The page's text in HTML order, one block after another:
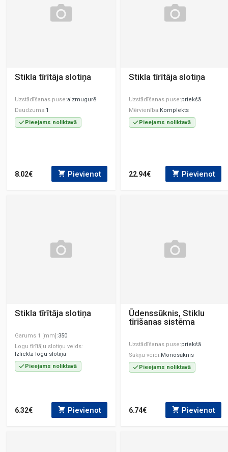
Stikla tīrītāja slotiņa
Uzstādīšanas puse aizmugurē
Daudzums 1
Pieejams noliktavā
8.02€ Pievienot
Stikla tīrītāja slotiņa
Uzstādīšanas puse priekšā
Mērvienība Komplekts
Pieejams noliktavā
22.94€ Pievienot
Stikla tīrītāja slotiņa
Garums 1 [mm] 350
Logu tīrītāju slotiņu veids
Izliekta logu slotiņa
Pieejams noliktavā
6.32€ Pievienot
Ūdenssūknis, Stiklu
tīrīšanas sistēma
Uzstādīšanas puse priekšā
Sūkņu veidi Monosūknis
Pieejams noliktavā
6.74€ Pievienot